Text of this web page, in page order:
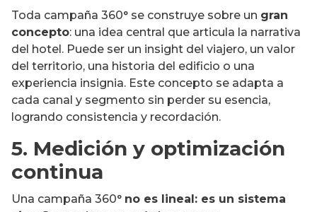
Toda campaña 360° se construye sobre un gran
concepto: una idea central que articula la narrativa
del hotel. Puede ser un insight del viajero, un valor
del territorio, una historia del edificio o una
experiencia insignia. Este concepto se adapta a
cada canal y segmento sin perder su esencia,
logrando consistencia y recordación.
5. Medición y optimización
continua
Una campaña 360° no es lineal: es un sistema